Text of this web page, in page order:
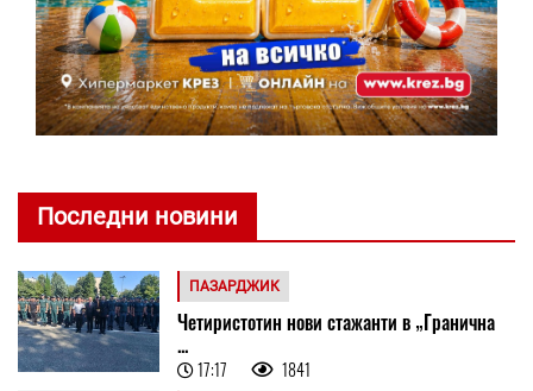
Последни новини
ПАЗАРДЖИК
Четиристотин нови стажанти в „Гранична
...
17:17 1841